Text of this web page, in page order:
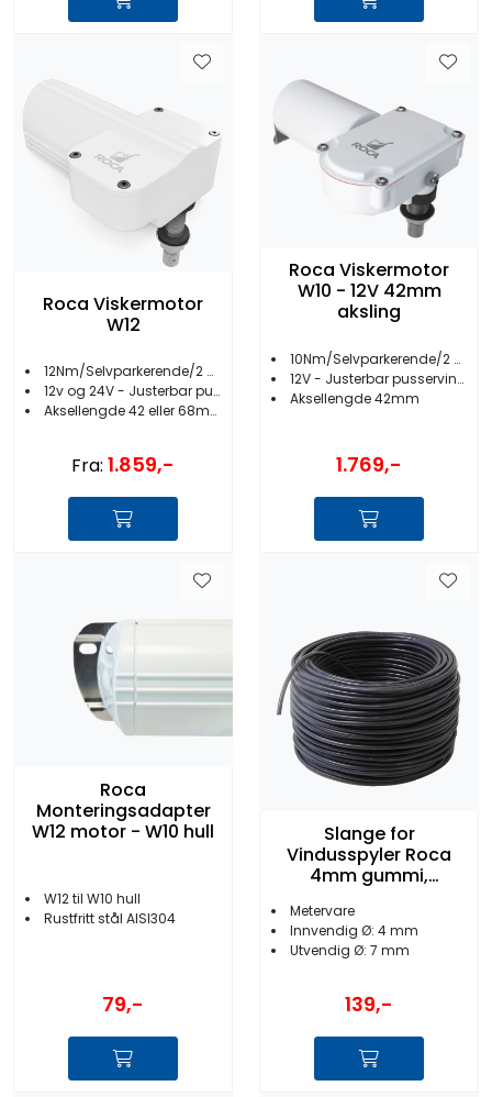
Roca Viskermotor
W12
12Nm/Selvparkerende/2 hastigheter
12v og 24V - Justerbar pusservinkel
Aksellengde 42 eller 68mm
Fra: 1.859,-
Roca Viskermotor
W10 - 12V 42mm
aksling
10Nm/Selvparkerende/2 hastigheter
12V - Justerbar pusservinkel
Aksellengde 42mm
1.769,-
Roca
Monteringsadapter
W12 motor - W10 hull
W12 til W10 hull
Rustfritt stål AISI304
79,-
Slange for
Vindusspyler Roca
4mm gummi,
Metervare
Innvendig Ø: 4 mm
Utvendig Ø: 7 mm
139,-